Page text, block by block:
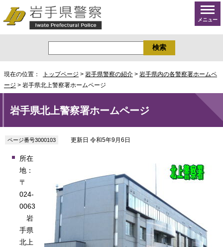
メニュー
現在の位置： トップページ > 岩手県警察の紹介 > 岩手県内の各警察署ホームペ
ージ > 岩手県北上警察署ホームページ
岩手県北上警察署ホームページ
ページ番号3000103 更新日 令和5年9月6日
所在
地：
〒
024-
0063
岩
手県
北上